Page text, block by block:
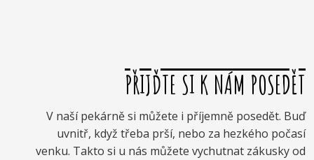
PŘIJĎTE SI K NÁM POSEDĚT
V naší pekárně si můžete i příjemně posedět. Buď
uvnitř, když třeba prší, nebo za hezkého počasí
venku. Takto si u nás můžete vychutnat zákusky od